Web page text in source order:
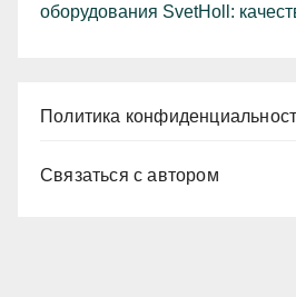
оборудования SvetHoll:
Политика
Связаться с автором